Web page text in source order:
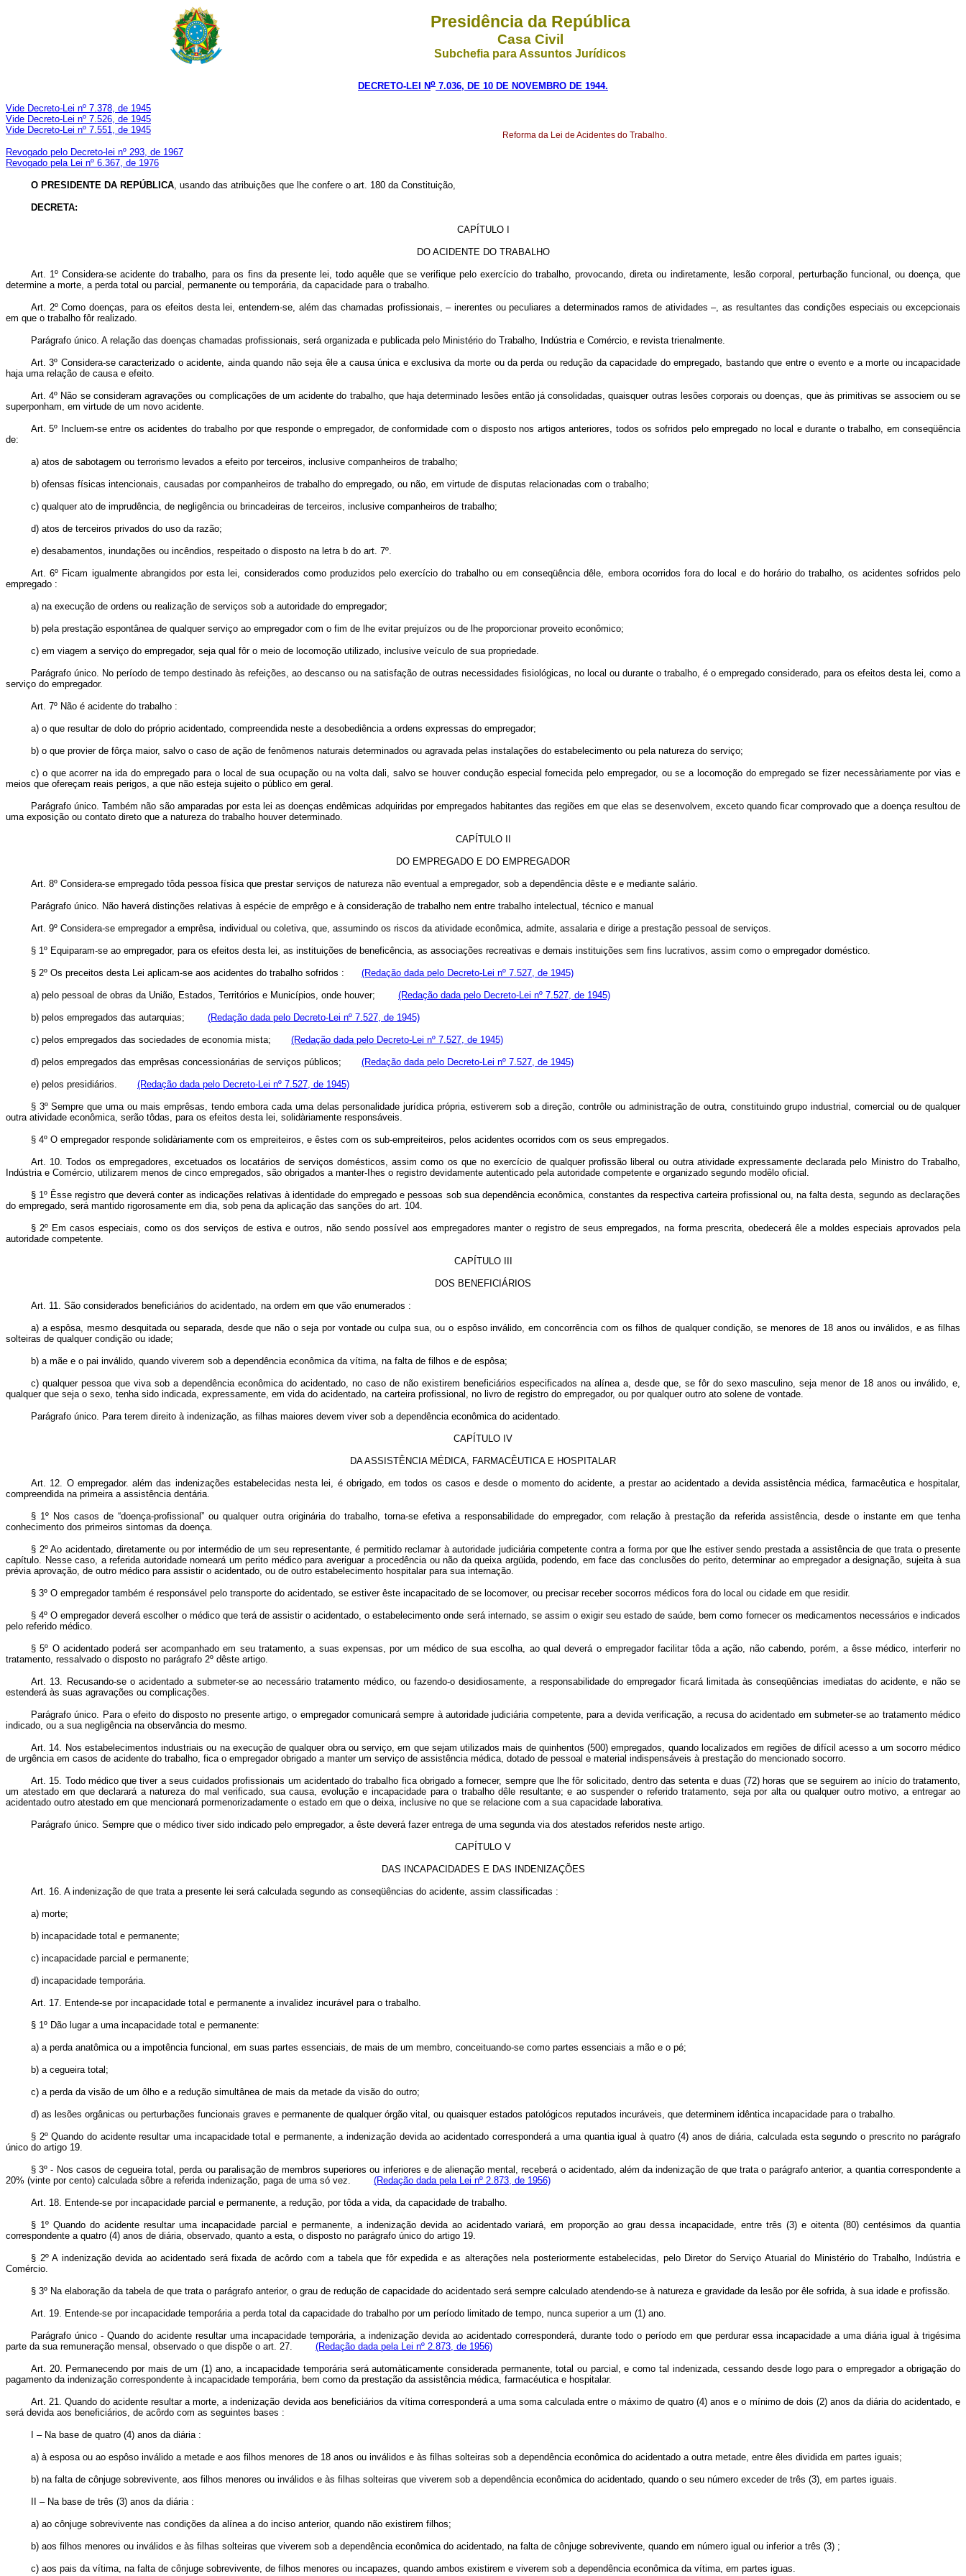
Presidência da República
Casa Civil
Subchefia para Assuntos Jurídicos
DECRETO-LEI No 7.036, DE 10 DE NOVEMBRO DE 1944.
Vide Decreto-Lei nº 7.378, de 1945
Vide Decreto-Lei nº 7.526, de 1945
Vide Decreto-Lei nº 7.551, de 1945
Revogado pelo Decreto-lei nº 293, de 1967
Revogado pela Lei nº 6.367, de 1976
Reforma da Lei de Acidentes do Trabalho.
O PRESIDENTE DA REPÚBLICA, usando das atribuições que lhe confere o art. 180 da Constituição,
DECRETA:
CAPÍTULO I
DO ACIDENTE DO TRABALHO
Art. 1º Considera-se acidente do trabalho, para os fins da presente lei, todo aquêle que se verifique pelo exercício do trabalho, provocando, direta ou indiretamente, lesão corporal, perturbação funcional, ou doença, que
determine a morte, a perda total ou parcial, permanente ou temporária, da capacidade para o trabalho.
Art. 2º Como doenças, para os efeitos desta lei, entendem-se, além das chamadas profissionais, – inerentes ou peculiares a determinados ramos de atividades –, as resultantes das condições especiais ou excepcionais
em que o trabalho fôr realizado.
Parágrafo único. A relação das doenças chamadas profissionais, será organizada e publicada pelo Ministério do Trabalho, Indústria e Comércio, e revista trienalmente.
Art. 3º Considera-se caracterizado o acidente, ainda quando não seja êle a causa única e exclusiva da morte ou da perda ou redução da capacidade do empregado, bastando que entre o evento e a morte ou incapacidade
haja uma relação de causa e efeito.
Art. 4º Não se consideram agravações ou complicações de um acidente do trabalho, que haja determinado lesões então já consolidadas, quaisquer outras lesões corporais ou doenças, que às primitivas se associem ou se
superponham, em virtude de um novo acidente.
Art. 5º Incluem-se entre os acidentes do trabalho por que responde o empregador, de conformidade com o disposto nos artigos anteriores, todos os sofridos pelo empregado no local e durante o trabalho, em conseqüência
de:
a) atos de sabotagem ou terrorismo levados a efeito por terceiros, inclusive companheiros de trabalho;
b) ofensas físicas intencionais, causadas por companheiros de trabalho do empregado, ou não, em virtude de disputas relacionadas com o trabalho;
c) qualquer ato de imprudência, de negligência ou brincadeiras de terceiros, inclusive companheiros de trabalho;
d) atos de terceiros privados do uso da razão;
e) desabamentos, inundações ou incêndios, respeitado o disposto na letra b do art. 7º.
Art. 6º Ficam igualmente abrangidos por esta lei, considerados como produzidos pelo exercício do trabalho ou em conseqüência dêle, embora ocorridos fora do local e do horário do trabalho, os acidentes sofridos pelo
empregado :
a) na execução de ordens ou realização de serviços sob a autoridade do empregador;
b) pela prestação espontânea de qualquer serviço ao empregador com o fim de lhe evitar prejuízos ou de lhe proporcionar proveito econômico;
c) em viagem a serviço do empregador, seja qual fôr o meio de locomoção utilizado, inclusive veículo de sua propriedade.
Parágrafo único. No período de tempo destinado às refeições, ao descanso ou na satisfação de outras necessidades fisiológicas, no local ou durante o trabalho, é o empregado considerado, para os efeitos desta lei, como a
serviço do empregador.
Art. 7º Não é acidente do trabalho :
a) o que resultar de dolo do próprio acidentado, compreendida neste a desobediência a ordens expressas do empregador;
b) o que provier de fôrça maior, salvo o caso de ação de fenômenos naturais determinados ou agravada pelas instalações do estabelecimento ou pela natureza do serviço;
c) o que acorrer na ida do empregado para o local de sua ocupação ou na volta dali, salvo se houver condução especial fornecida pelo empregador, ou se a locomoção do empregado se fizer necessàriamente por vias e
meios que ofereçam reais perigos, a que não esteja sujeito o público em geral.
Parágrafo único. Também não são amparadas por esta lei as doenças endêmicas adquiridas por empregados habitantes das regiões em que elas se desenvolvem, exceto quando ficar comprovado que a doença resultou de
uma exposição ou contato direto que a natureza do trabalho houver determinado.
CAPÍTULO II
DO EMPREGADO E DO EMPREGADOR
Art. 8º Considera-se empregado tôda pessoa física que prestar serviços de natureza não eventual a empregador, sob a dependência dêste e e mediante salário.
Parágrafo único. Não haverá distinções relativas à espécie de emprêgo e à consideração de trabalho nem entre trabalho intelectual, técnico e manual
Art. 9º Considera-se empregador a emprêsa, individual ou coletiva, que, assumindo os riscos da atividade econômica, admite, assalaria e dirige a prestação pessoal de serviços.
§ 1º Equiparam-se ao empregador, para os efeitos desta lei, as instituições de beneficência, as associações recreativas e demais instituições sem fins lucrativos, assim como o empregador doméstico.
§ 2º Os preceitos desta Lei aplicam-se aos acidentes do trabalho sofridos : (Redação dada pelo Decreto-Lei nº 7.527, de 1945)
a) pelo pessoal de obras da União, Estados, Territórios e Municípios, onde houver; (Redação dada pelo Decreto-Lei nº 7.527, de 1945)
b) pelos empregados das autarquias; (Redação dada pelo Decreto-Lei nº 7.527, de 1945)
c) pelos empregados das sociedades de economia mista; (Redação dada pelo Decreto-Lei nº 7.527, de 1945)
d) pelos empregados das emprêsas concessionárias de serviços públicos; (Redação dada pelo Decreto-Lei nº 7.527, de 1945)
e) pelos presidiários. (Redação dada pelo Decreto-Lei nº 7.527, de 1945)
§ 3º Sempre que uma ou mais emprêsas, tendo embora cada uma delas personalidade jurídica própria, estiverem sob a direção, contrôle ou administração de outra, constituindo grupo industrial, comercial ou de qualquer
outra atividade econômica, serão tôdas, para os efeitos desta lei, solidàriamente responsáveis.
§ 4º O empregador responde solidàriamente com os empreiteiros, e êstes com os sub-empreiteiros, pelos acidentes ocorridos com os seus empregados.
Art. 10. Todos os empregadores, excetuados os locatários de serviços domésticos, assim como os que no exercício de qualquer profissão liberal ou outra atividade expressamente declarada pelo Ministro do Trabalho,
Indústria e Comércio, utilizarem menos de cinco empregados, são obrigados a manter-Ihes o registro devidamente autenticado pela autoridade competente e organizado segundo modêlo oficial.
§ 1º Êsse registro que deverá conter as indicações relativas à identidade do empregado e pessoas sob sua dependência econômica, constantes da respectiva carteira profissional ou, na falta desta, segundo as declarações
do empregado, será mantido rigorosamente em dia, sob pena da aplicação das sanções do art. 104.
§ 2º Em casos especiais, como os dos serviços de estiva e outros, não sendo possível aos empregadores manter o registro de seus empregados, na forma prescrita, obedecerá êle a moldes especiais aprovados pela
autoridade competente.
CAPÍTULO III
DOS BENEFICIÁRIOS
Art. 11. São considerados beneficiários do acidentado, na ordem em que vão enumerados :
a) a espôsa, mesmo desquitada ou separada, desde que não o seja por vontade ou culpa sua, ou o espôso inválido, em concorrência com os filhos de qualquer condição, se menores de 18 anos ou inválidos, e as filhas
solteiras de qualquer condição ou idade;
b) a mãe e o pai inválido, quando viverem sob a dependência econômica da vítima, na falta de filhos e de espôsa;
c) qualquer pessoa que viva sob a dependência econômica do acidentado, no caso de não existirem beneficiários especificados na alínea a, desde que, se fôr do sexo masculino, seja menor de 18 anos ou inválido, e,
qualquer que seja o sexo, tenha sido indicada, expressamente, em vida do acidentado, na carteira profissional, no livro de registro do empregador, ou por qualquer outro ato solene de vontade.
Parágrafo único. Para terem direito à indenização, as filhas maiores devem viver sob a dependência econômica do acidentado.
CAPÍTULO IV
DA ASSISTÊNCIA MÉDICA, FARMACÊUTICA E HOSPITALAR
Art. 12. O empregador. além das indenizações estabelecidas nesta lei, é obrigado, em todos os casos e desde o momento do acidente, a prestar ao acidentado a devida assistência médica, farmacêutica e hospitalar,
compreendida na primeira a assistência dentária.
§ 1º Nos casos de “doença-profissional” ou qualquer outra originária do trabalho, torna-se efetiva a responsabilidade do empregador, com relação à prestação da referida assistência, desde o instante em que tenha
conhecimento dos primeiros sintomas da doença.
§ 2º Ao acidentado, diretamente ou por intermédio de um seu representante, é permitido reclamar à autoridade judiciária competente contra a forma por que lhe estiver sendo prestada a assistência de que trata o presente
capítulo. Nesse caso, a referida autoridade nomeará um perito médico para averiguar a procedência ou não da queixa argüida, podendo, em face das conclusões do perito, determinar ao empregador a designação, sujeita à sua
prévia aprovação, de outro médico para assistir o acidentado, ou de outro estabelecimento hospitalar para sua internação.
§ 3º O empregador também é responsável pelo transporte do acidentado, se estiver êste incapacitado de se locomover, ou precisar receber socorros médicos fora do local ou cidade em que residir.
§ 4º O empregador deverá escolher o médico que terá de assistir o acidentado, o estabelecimento onde será internado, se assim o exigir seu estado de saúde, bem como fornecer os medicamentos necessários e indicados
pelo referido médico.
§ 5º O acidentado poderá ser acompanhado em seu tratamento, a suas expensas, por um médico de sua escolha, ao qual deverá o empregador facilitar tôda a ação, não cabendo, porém, a êsse médico, interferir no
tratamento, ressalvado o disposto no parágrafo 2º dêste artigo.
Art. 13. Recusando-se o acidentado a submeter-se ao necessário tratamento médico, ou fazendo-o desidiosamente, a responsabilidade do empregador ficará limitada às conseqüências imediatas do acidente, e não se
estenderá às suas agravações ou complicações.
Parágrafo único. Para o efeito do disposto no presente artigo, o empregador comunicará sempre à autoridade judiciária competente, para a devida verificação, a recusa do acidentado em submeter-se ao tratamento médico
indicado, ou a sua negligência na observância do mesmo.
Art. 14. Nos estabelecimentos industriais ou na execução de qualquer obra ou serviço, em que sejam utilizados mais de quinhentos (500) empregados, quando localizados em regiões de difícil acesso a um socorro médico
de urgência em casos de acidente do trabalho, fica o empregador obrigado a manter um serviço de assistência médica, dotado de pessoal e material indispensáveis à prestação do mencionado socorro.
Art. 15. Todo médico que tiver a seus cuidados profissionais um acidentado do trabalho fica obrigado a fornecer, sempre que lhe fôr solicitado, dentro das setenta e duas (72) horas que se seguirem ao início do tratamento,
um atestado em que declarará a natureza do mal verificado, sua causa, evolução e incapacidade para o trabalho dêle resultante; e ao suspender o referido tratamento, seja por alta ou qualquer outro motivo, a entregar ao
acidentado outro atestado em que mencionará pormenorizadamente o estado em que o deixa, inclusive no que se relacione com a sua capacidade laborativa.
Parágrafo único. Sempre que o médico tiver sido indicado pelo empregador, a êste deverá fazer entrega de uma segunda via dos atestados referidos neste artigo.
CAPÍTULO V
DAS INCAPACIDADES E DAS INDENIZAÇÕES
Art. 16. A indenização de que trata a presente lei será calculada segundo as conseqüências do acidente, assim classificadas :
a) morte;
b) incapacidade total e permanente;
c) incapacidade parcial e permanente;
d) incapacidade temporária.
Art. 17. Entende-se por incapacidade total e permanente a invalidez incurável para o trabalho.
§ 1º Dão lugar a uma incapacidade total e permanente:
a) a perda anatômica ou a impotência funcional, em suas partes essenciais, de mais de um membro, conceituando-se como partes essenciais a mão e o pé;
b) a cegueira total;
c) a perda da visão de um ôlho e a redução simultânea de mais da metade da visão do outro;
d) as lesões orgânicas ou perturbações funcionais graves e permanente de qualquer órgão vital, ou quaisquer estados patológicos reputados incuráveis, que determinem idêntica incapacidade para o trabaIho.
§ 2º Quando do acidente resultar uma incapacidade totaI e permanente, a indenização devida ao acidentado corresponderá a uma quantia igual à quatro (4) anos de diária, calculada esta segundo o prescrito no parágrafo
único do artigo 19.
§ 3º - Nos casos de cegueira total, perda ou paralisação de membros superiores ou inferiores e de alienação mental, receberá o acidentado, além da indenização de que trata o parágrafo anterior, a quantia correspondente a
20% (vinte por cento) calculada sôbre a referida indenização, paga de uma só vez. (Redação dada pela Lei nº 2.873, de 1956)
Art. 18. Entende-se por incapacidade parcial e permanente, a redução, por tôda a vida, da capacidade de trabalho.
§ 1º Quando do acidente resultar uma incapacidade parcial e permanente, a indenização devida ao acidentado variará, em proporção ao grau dessa incapacidade, entre três (3) e oitenta (80) centésimos da quantia
correspondente a quatro (4) anos de diária, observado, quanto a esta, o disposto no parágrafo único do artigo 19.
§ 2º A indenização devida ao acidentado será fixada de acôrdo com a tabela que fôr expedida e as alterações nela posteriormente estabelecidas, pelo Diretor do Serviço Atuarial do Ministério do Trabalho, Indústria e
Comércio.
§ 3º Na elaboração da tabela de que trata o parágrafo anterior, o grau de redução de capacidade do acidentado será sempre calculado atendendo-se à natureza e gravidade da lesão por êle sofrida, à sua idade e profissão.
Art. 19. Entende-se por incapacidade temporária a perda total da capacidade do trabalho por um período limitado de tempo, nunca superior a um (1) ano.
Parágrafo único - Quando do acidente resultar uma incapacidade temporária, a indenização devida ao acidentado corresponderá, durante todo o período em que perdurar essa incapacidade a uma diária igual à trigésima
parte da sua remuneração mensal, observado o que dispõe o art. 27. (Redação dada pela Lei nº 2.873, de 1956)
Art. 20. Permanecendo por mais de um (1) ano, a incapacidade temporária será automàticamente considerada permanente, total ou parcial, e como tal indenizada, cessando desde logo para o empregador a obrigação do
pagamento da indenização correspondente à incapacidade temporária, bem como da prestação da assistência médica, farmacéutica e hospitalar.
Art. 21. Quando do acidente resultar a morte, a indenização devida aos beneficiários da vítima corresponderá a uma soma calculada entre o máximo de quatro (4) anos e o mínimo de dois (2) anos da diária do acidentado, e
será devida aos beneficiários, de acôrdo com as seguintes bases :
I – Na base de quatro (4) anos da diária :
a) à esposa ou ao espôso inválido a metade e aos filhos menores de 18 anos ou inválidos e às filhas solteiras sob a dependência econômica do acidentado a outra metade, entre êles dividida em partes iguais;
b) na falta de cônjuge sobrevivente, aos filhos menores ou inválidos e às filhas solteiras que viverem sob a dependência econômica do acidentado, quando o seu número exceder de três (3), em partes iguais.
II – Na base de três (3) anos da diária :
a) ao cônjuge sobrevivente nas condições da alínea a do inciso anterior, quando não existirem filhos;
b) aos filhos menores ou inválidos e às filhas solteiras que viverem sob a dependência econômica do acidentado, na falta de cônjuge sobrevivente, quando em número igual ou inferior a três (3) ;
c) aos pais da vítima, na falta de cônjuge sobrevivente, de filhos menores ou incapazes, quando ambos existirem e viverem sob a dependência econômica da vítima, em partes iguas.